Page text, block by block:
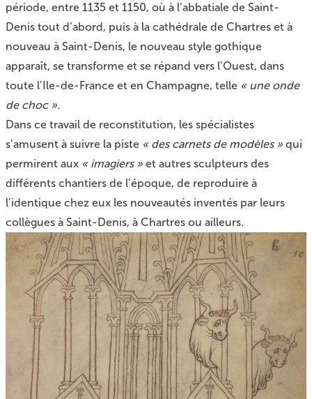
période, entre 1135 et 1150, où à l’abbatiale de Saint-
Denis tout d’abord, puis à la cathédrale de Chartres et à
nouveau à Saint-Denis, le nouveau style gothique
apparaît, se transforme et se répand vers l’Ouest, dans
toute l’Ile-de-France et en Champagne, telle « une onde
de choc ».
Dans ce travail de reconstitution, les spécialistes
s’amusent à suivre la piste « des carnets de modèles »qui
permirent aux « imagiers »et autres sculpteurs des
différents chantiers de l’époque, de reproduire à
l’identique chez eux les nouveautés inventés par leurs
collègues à Saint-Denis, à Chartres ou ailleurs.